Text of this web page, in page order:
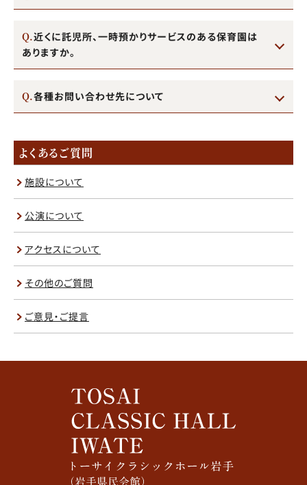
近くに託児所、一時預かりサービスのある保育園は
ありますか。
各種お問い合わせ先について
よくあるご質問
施設について
公演について
アクセスについて
その他のご質問
ご意見・ご提言